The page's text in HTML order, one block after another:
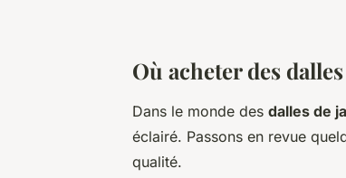
Où acheter des
Dans le monde des dalles de
éclairé. Passons en revue
qualité.